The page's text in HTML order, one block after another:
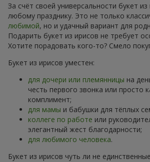
За счёт своей универсальности букет
любому празднику. Это не только
любимой, но и удачный вариант для
Подарить букет из ирисов не требует
Хотите порадовать кого-то? Смело
Букет из ирисов уместен:
для дочери или племянницы на
честь первого звонка или просто
комплимент;
для мамы и бабушки для тёплых
коллеге по работе или
элегантный жест благодарности;
для любимого человека.
Букет из ирисов чуть ли не